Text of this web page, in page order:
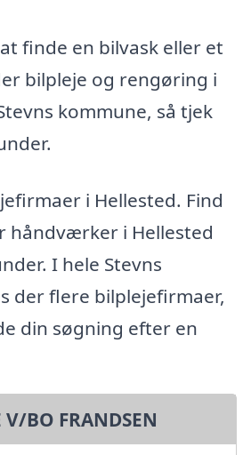
finde en bilvask eller et
bilpleje og rengøring i
kommune, så tjek
i Hellested. Find
håndværker i Hellested
I hele Stevns
der flere bilplejefirmaer,
din søgning efter en
V/BO FRANDSEN